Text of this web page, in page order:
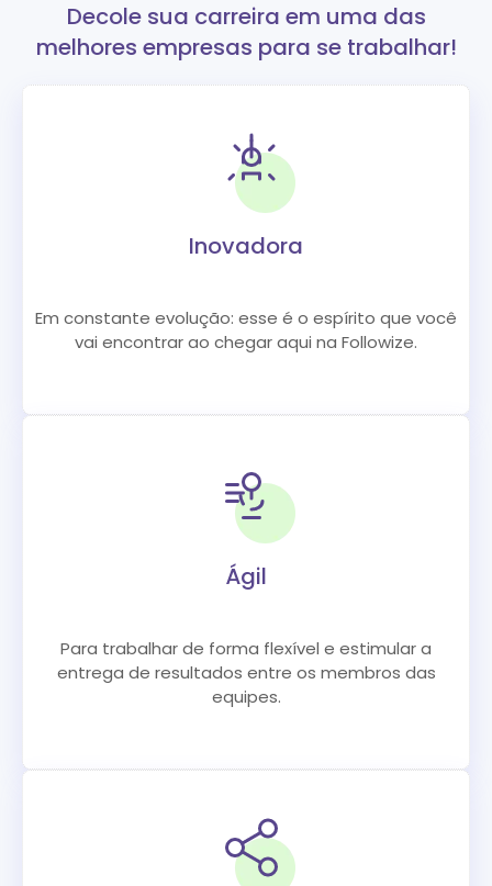
Decole sua carreira em uma das
melhores empresas para se trabalhar!
Inovadora
Em constante evolução: esse é o espírito que você
vai encontrar ao chegar aqui na Followize.
Ágil
Para trabalhar de forma flexível e estimular a
entrega de resultados entre os membros das
equipes.